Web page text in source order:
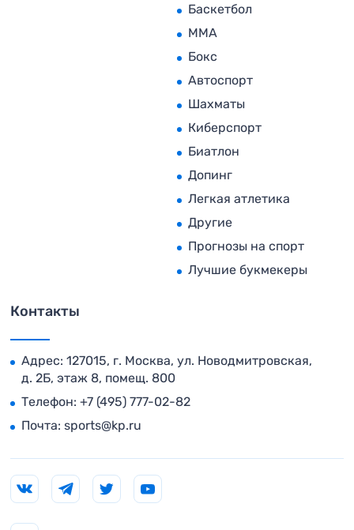
Баскетбол
MMA
Бокс
Автоспорт
Шахматы
Киберспорт
Биатлон
Допинг
Легкая атлетика
Другие
Прогнозы на спорт
Лучшие букмекеры
Контакты
Адрес: 127015, г. Москва, ул. Новодмитровская,
д. 2Б, этаж 8, помещ. 800
Телефон: +7 (495) 777-02-82
Почта: sports@kp.ru